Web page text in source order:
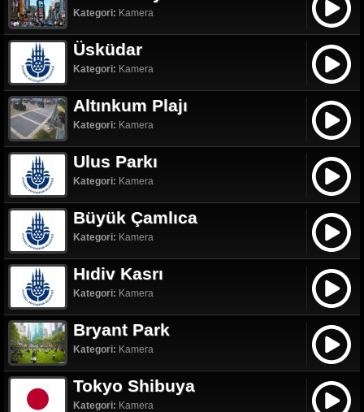
Kategori: Kamera
Üsküdar
Kategori: Kamera
Altınkum Plajı
Kategori: Kamera
Ulus Parkı
Kategori: Kamera
Büyük Çamlıca
Kategori: Kamera
Hıdiv Kasrı
Kategori: Kamera
Bryant Park
Kategori: Kamera
Tokyo Shibuya
Kategori: Kamera